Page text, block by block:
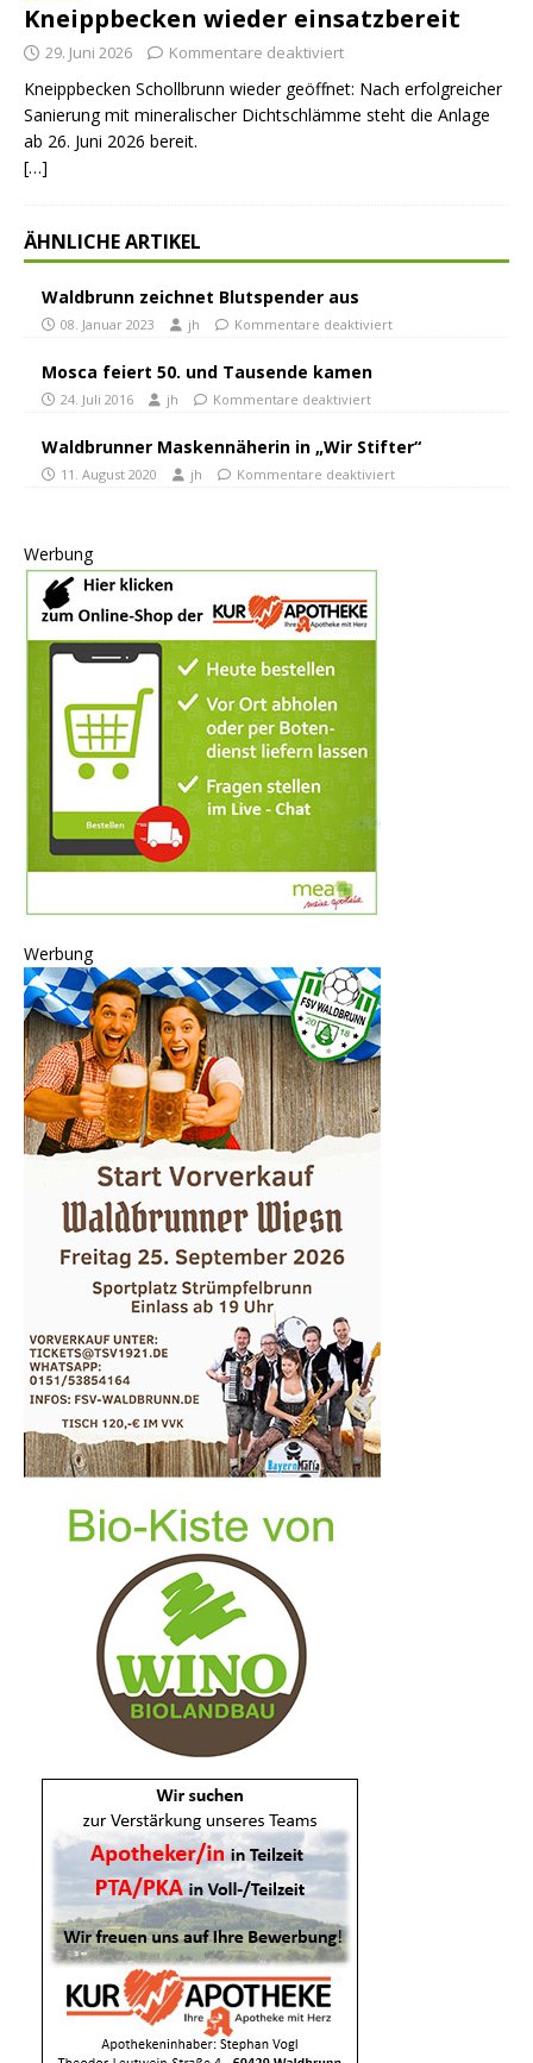
Kneippbecken wieder einsatzbereit
29. Juni 2026 Kommentare deaktiviert
Kneippbecken Schollbrunn wieder geöffnet: Nach erfolgreicher
Sanierung mit mineralischer Dichtschlämme steht die Anlage
ab 26. Juni 2026 bereit.
[…]
ÄHNLICHE ARTIKEL
Waldbrunn zeichnet Blutspender aus
08. Januar 2023 jh Kommentare deaktiviert
Mosca feiert 50. und Tausende kamen
24. Juli 2016 jh Kommentare deaktiviert
Waldbrunner Maskennäherin in „Wir Stifter“
11. August 2020 jh Kommentare deaktiviert
Werbung
Werbung